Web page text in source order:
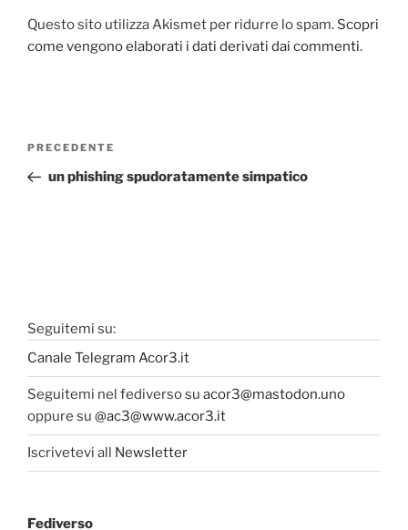
Questo sito utilizza Akismet per ridurre lo spam. Scopri
come vengono elaborati i dati derivati dai commenti.
Navigazione
Articolo
precedente:
PRECEDENTE
un phishing spudoratamente simpatico
Seguitemi su:
Canale Telegram Acor3.it
Seguitemi nel fediverso su acor3@mastodon.uno
oppure su @ac3@www.acor3.it
Iscrivetevi all Newsletter
Fediverso